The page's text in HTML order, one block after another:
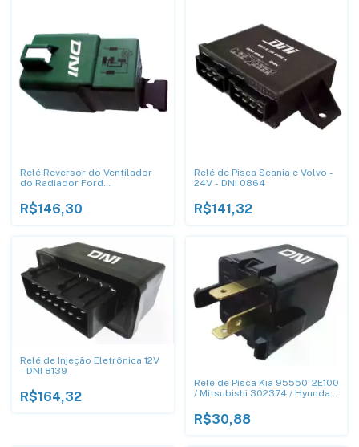
Relé Reversor do Ventilador
do Radiador Ford
2791189 - DNI 0130
R$146,30
Relé de Pisca Scania e Volvo -
24V - DNI 0864
R$141,32
Relé de Injeção Eletrônica 12V
- DNI 8139
R$164,32
Relé de Pisca Kia 95550-2E100
/ Mitsubishi 302374 / Hyundai
R$30,88